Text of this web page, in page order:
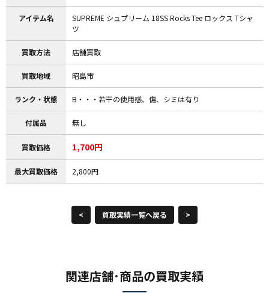
アイテム名
SUPREME シュプリーム 18SS Rocks Tee ロックス Tシャ
ツ
買取方法 店舗買取
買取地域 昭島市
ランク・状態 B・・・若干の使用感、傷、シミは有り
付属品 無し
買取価格 1,700円
最大買取価格 2,800円
< 買取実績一覧へ戻る >
関連店舗･商品の買取実績